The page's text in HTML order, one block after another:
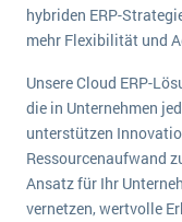
Einführung
Schulung
Auswertung
Service und
Handel
Health Care
IKT
Installation
Landwirtschaft
5 Funktionen
Was ist Data
Mehr über ERP-
ERP
Impressum
Kontakt
hybriden ERP-
mehr Flexibilität und
Unsere Cloud ERP-
die in Unternehmen
unterstützen
Ressourcenaufwand
Ansatz für Ihr
vernetzen, wertvolle